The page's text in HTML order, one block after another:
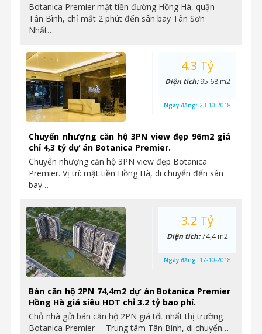
Botanica Premier mặt tiền đường Hồng Hà, quận
Tân Bình, chỉ mất 2 phút đến sân bay Tân Sơn
Nhất…
Chuyển nhượng căn hộ 3PN view đẹp 96m2 giá
chỉ 4,3 tỷ dự án Botanica Premier.
Chuyển nhượng căn hộ 3PN view đẹp Botanica
Premier. Vị trí: mặt tiền Hồng Hà, di chuyển đến sân
bay…
4.3 Tỷ
Diện tích:95.68 m2
Ngày đăng: 23-10-2018
Bán căn hộ 2PN 74,4m2 dự án Botanica Premier
Hồng Hà giá siêu HOT chỉ 3.2 tỷ bao phí.
Chủ nhà gửi bán căn hộ 2PN giá tốt nhất thị trường
Botanica Premier —Trung tâm Tân Bình, di chuyển…
3.2 Tỷ
Diện tích:74,4 m2
Ngày đăng: 17-10-2018